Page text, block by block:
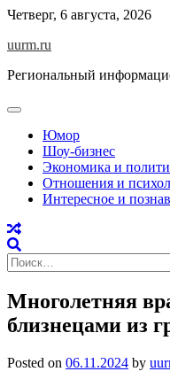
Skip
content
Четверг, 6 августа, 2026
uurm.ru
Региональный
Юмор
Шоу-бизнес
Экономика и
Отношения и
Интересное и
Найти:
Многолетняя
близнецами из
Posted on 06.11.2024 by